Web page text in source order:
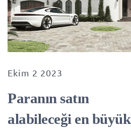
Ekim 2 2023
Paranın satın
alabileceği en büyük